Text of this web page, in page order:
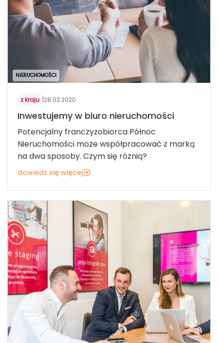
NIERUCHOMOŚCI
z kraju |28.02.2020
Inwestujemy w biuro nieruchomości
Potencjalny franczyzobiorca Północ
Nieruchomości może współpracować z marką
na dwa sposoby. Czym się różnią?
dowiedz się więcej